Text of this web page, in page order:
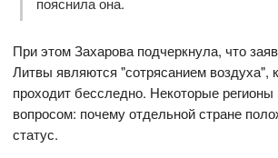
При этом Захарова подчеркнула, что
Литвы являются "сотрясанием воздуха",
проходит бесследно. Некоторые
вопросом: почему отдельной стране
статус.